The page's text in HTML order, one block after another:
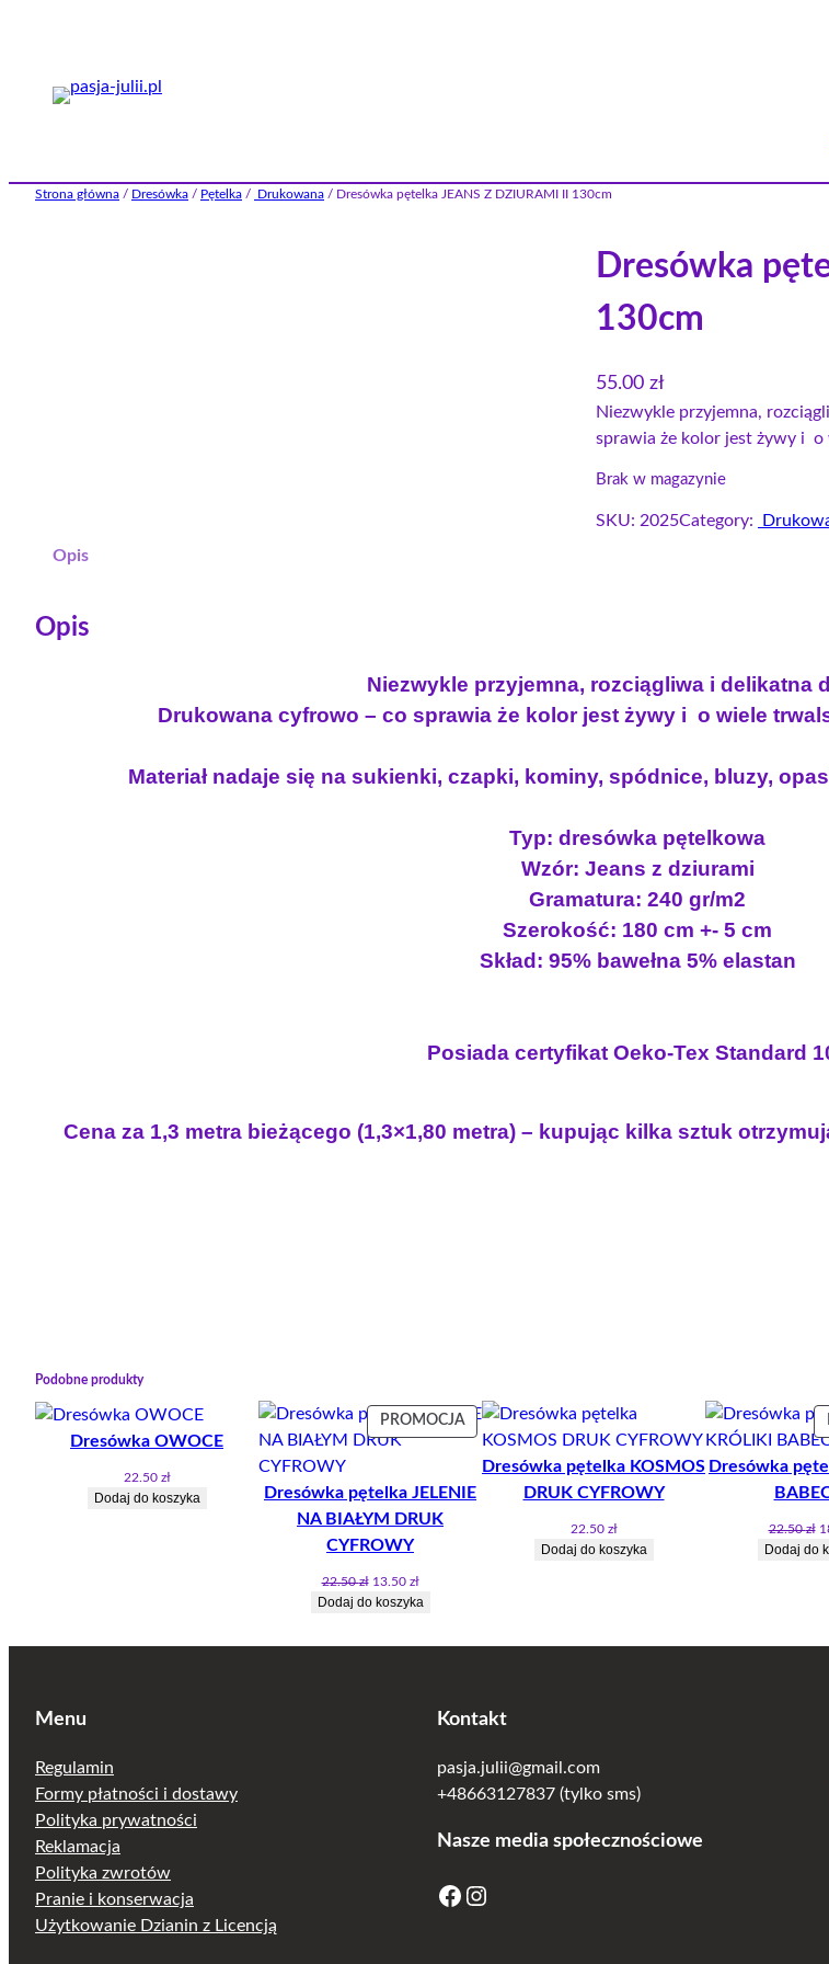
Strona główna / Dresówka / Pętelka / Drukowana / Dresówka pętelka JEANS Z DZIURAMI II 130cm
Dresówka
130cm
55.00 zł
Niezwykle przyjemna,
sprawia że kolor jest żywy i
Brak w magazynie
SKU: 2025Category:
Opis
Opis
Niezwykle przyjemna, rozciągliwa i delikatna
Drukowana cyfrowo – co sprawia że kolor jest żywy i o wiele
Materiał nadaje się na sukienki, czapki, kominy, spódnice, bluzy,
Typ: dresówka pętelkowa
Wzór: Jeans z dziurami
Gramatura: 240 gr/m2
Szerokość: 180 cm +- 5 cm
Skład: 95% bawełna 5% elastan
Posiada certyfikat Oeko-Tex Standard
Cena za 1,3 metra bieżącego (1,3×1,80 metra) – kupując kilka sztuk
Podobne produkty
Dresówka OWOCE
22.50 zł
Dodaj do koszyka
PROMOCJAPRODUKT
W
PROMOCJI
Dresówka pętelka JELENIE
NA BIAŁYM DRUK
CYFROWY
22.50zł Pierwotna
cena
13.50 złAktualna
cena
Dodaj do koszyka
Dresówka pętelka KOSMOS
DRUK CYFROWY
22.50 zł
Dodaj do koszyka
Dresówka
22.50zł
Dodaj do
Menu
Regulamin
Formy płatności i dostawy
Polityka prywatności
Reklamacja
Polityka zwrotów
Pranie i konserwacja
Użytkowanie Dzianin z Licencją
Kontakt
pasja.julii@gmail.com
+48663127837 (tylko sms)
Nasze media społecznościowe
Facebook Instagram